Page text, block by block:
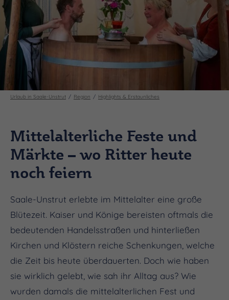
Urlaub in Saale-Unstrut Region Highlights & Erstaunliches
Mittelalterliche Feste und
Märkte – wo Ritter heute
noch feiern
Saale-Unstrut erlebte im Mittelalter eine große
Blütezeit. Kaiser und Könige bereisten oftmals die
bedeutenden Handelsstraßen und hinterließen
Kirchen und Klöstern reiche Schenkungen, welche
die Zeit bis heute überdauerten. Doch wie haben
sie wirklich gelebt, wie sah ihr Alltag aus? Wie
wurden damals die mittelalterlichen Fest und